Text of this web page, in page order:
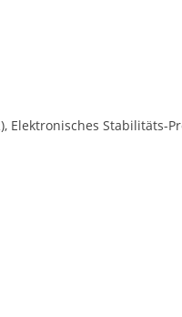
Stabilitäts-